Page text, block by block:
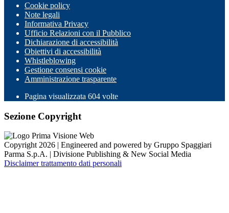
Cookie policy
Note legali
Informativa Privacy
Ufficio Relazioni con il Pubblico
Dichiarazione di accessibilità
Obiettivi di accessibilità
Whistleblowing
Gestione consensi cookie
Amministrazione trasparente
Pagina visualizzata 604 volte
Sezione Copyright
Copyright 2026 | Engineered and powered by Gruppo Spaggiari
Parma S.p.A. | Divisione Publishing & New Social Media
Disclaimer trattamento dati personali